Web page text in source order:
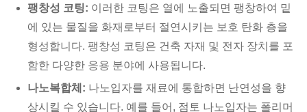
팽창성 코팅: 이러한 코팅은 열에 노출되면 팽창하여 밑
에 있는 물질을 화재로부터 절연시키는 보호 탄화 층을
형성합니다. 팽창성 코팅은 건축 자재 및 전자 장치를 포
함한 다양한 응용 분야에 사용됩니다.
나노복합체: 나노입자를 재료에 통합하면 난연성을 향
상시킬 수 있습니다. 예를 들어, 점토 나노입자는 폴리머